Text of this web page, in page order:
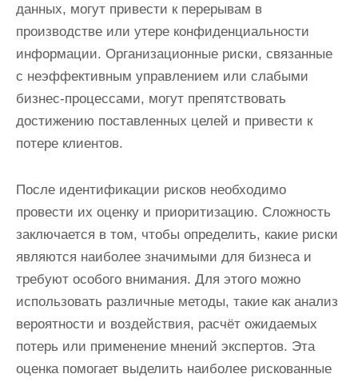
данных, могут привести к перерывам в
производстве или утере конфиденциальности
информации. Организационные риски, связанные
с неэффективным управлением или слабыми
бизнес-процессами, могут препятствовать
достижению поставленных целей и привести к
потере клиентов.
После идентификации рисков необходимо
провести их оценку и приоритизацию. Сложность
заключается в том, чтобы определить, какие риски
являются наиболее значимыми для бизнеса и
требуют особого внимания. Для этого можно
использовать различные методы, такие как анализ
вероятности и воздействия, расчёт ожидаемых
потерь или применение мнений экспертов. Эта
оценка помогает выделить наиболее рискованные